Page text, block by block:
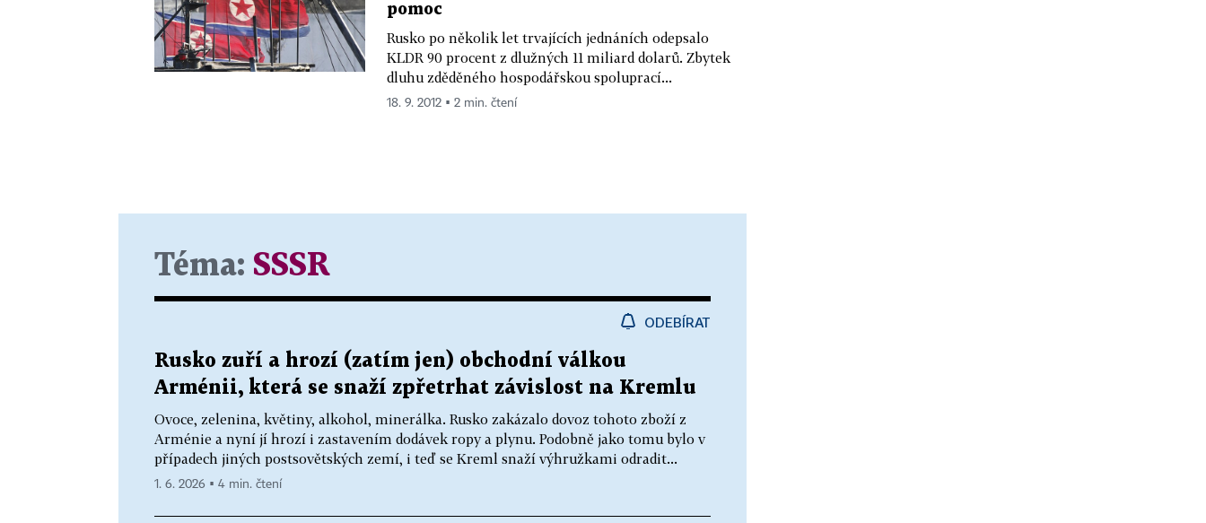
pomoc
Rusko po několik let trvajících jednáních odepsalo
KLDR 90 procent z dlužných 11 miliard dolarů. Zbytek
dluhu zděděného hospodářskou spoluprací...
18. 9. 2012 ▪ 2 min. čtení
Téma: SSSR
ODEBÍRAT
Rusko zuří a hrozí (zatím jen) obchodní válkou
Arménii, která se snaží zpřetrhat závislost na Kremlu
Ovoce, zelenina, květiny, alkohol, minerálka. Rusko zakázalo dovoz tohoto zboží z
Arménie a nyní jí hrozí i zastavením dodávek ropy a plynu. Podobně jako tomu bylo v
případech jiných postsovětských zemí, i teď se Kreml snaží výhružkami odradit...
1. 6. 2026 ▪ 4 min. čtení